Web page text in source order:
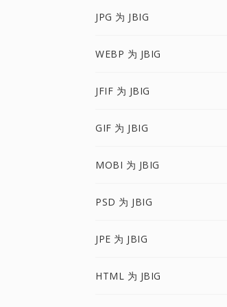
JPG 为 JBIG
WEBP 为 JBIG
JFIF 为 JBIG
GIF 为 JBIG
MOBI 为 JBIG
PSD 为 JBIG
JPE 为 JBIG
HTML 为 JBIG